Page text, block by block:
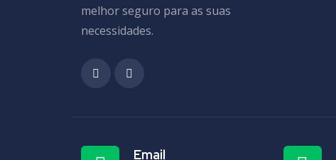
melhor seguro para as suas
necessidades.
Email